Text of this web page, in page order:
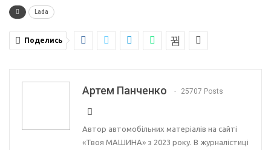
Lada
Поделись
Артем Панченко 25707 Posts
Автор автомобільних матеріалів на сайті
«Твоя МАШИНА» з 2023 року. В журналістиці